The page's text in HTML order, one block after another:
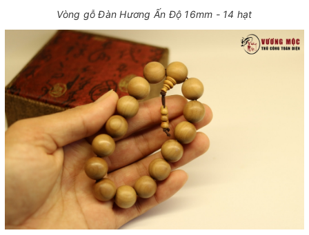
Vòng gỗ Đàn Hương Ấn Độ 16mm - 14 hạt